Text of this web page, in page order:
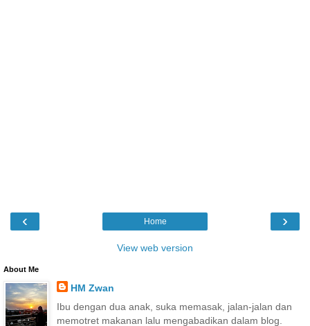
‹ ›
Home
View web version
About Me
HM Zwan
Ibu dengan dua anak, suka memasak, jalan-jalan dan
memotret makanan lalu mengabadikan dalam blog.